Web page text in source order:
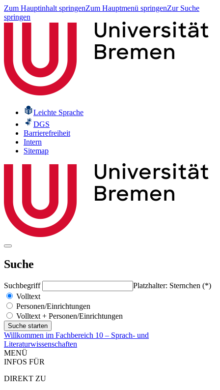
Zum Hauptinhalt springenZum Hauptmenü springenZur Suche
springen
Leichte Sprache
DGS
Barrierefreiheit
Intern
Sitemap
Suche
Suchbegriff
Platzhalter: Sternchen (*)
Volltext
Personen/Einrichtungen
Volltext + Personen/Einrichtungen
Willkommen im Fachbereich 10 – Sprach- und
Literaturwissenschaften
MENÜ
INFOS FÜR
DIREKT ZU